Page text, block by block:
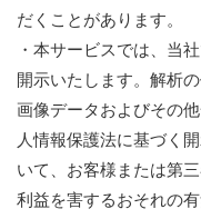
だくことがあります。
・本サービスでは、当
開示いたします。解析
画像データおよびその
人情報保護法に基づく
いて、お客様または第
利益を害するおそれの